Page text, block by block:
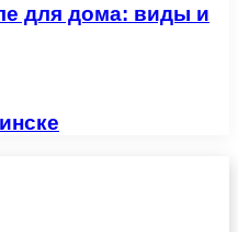
для дома: виды и